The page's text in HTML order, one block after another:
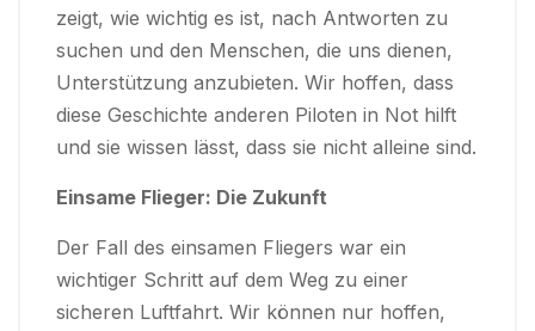
zeigt, wie wichtig es ist, nach Antworten zu
suchen und den Menschen, die uns dienen,
Unterstützung anzubieten. Wir hoffen, dass
diese Geschichte anderen Piloten in Not hilft
und sie wissen lässt, dass sie nicht alleine sind.
Einsame Flieger: Die Zukunft
Der Fall des einsamen Fliegers war ein
wichtiger Schritt auf dem Weg zu einer
sicheren Luftfahrt. Wir können nur hoffen,